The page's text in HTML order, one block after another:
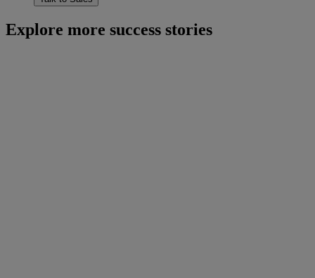
Explore more success stories